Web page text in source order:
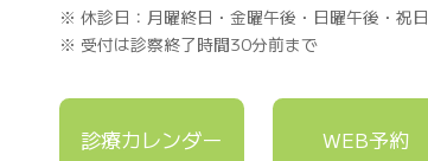
※ 休診日：月曜終日・金曜午後・日曜午後・祝日
※ 受付は診察終了時間30分前まで
診療カレンダー WEB予約